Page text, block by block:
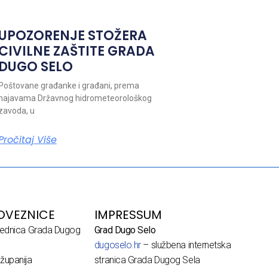
STOŽERA
ZAŠTITE GRADA
DUGO SELO
Poštovane građanke i građani, prema
Državnog hidrometeorološkog
u
Više
Grada Dugog
IMPRESSUM
Grad Dugo Selo
dugoselo.hr– službena internetska
stranica Grada Dugog Sela